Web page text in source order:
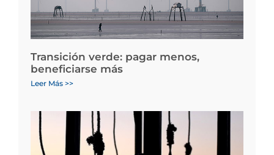
Transición verde: pagar menos,
beneficiarse más
Leer Más >>